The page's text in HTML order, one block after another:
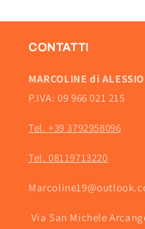
CONTATTI
MARCOLINE di
P.IVA: 09 966 021 215
Tel. +39 3792958096
Tel. 08119713220
Via San Michele